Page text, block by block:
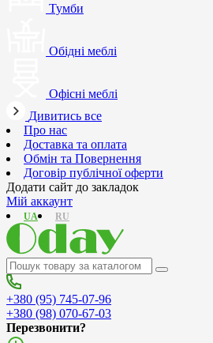
Тумби
Обідні меблі
Офісні меблі
Дивитись все
Про нас
Доставка та оплата
Обмін та Повернення
Договір публічної оферти
Додати сайт до закладок
Мій аккаунт
RU
UA
+380 (95) 745-07-96
+380 (98) 070-67-03
Перезвонити?